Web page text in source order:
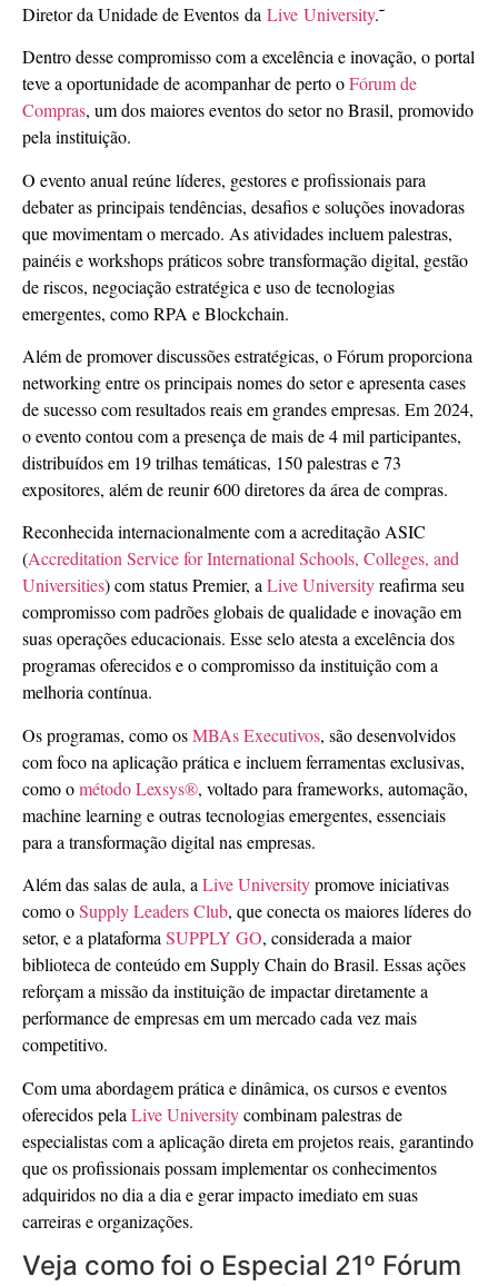
Diretor da Unidade de Eventos da Live University.˜
Dentro desse compromisso com a excelência e inovação, o portal
teve a oportunidade de acompanhar de perto oFórum de
Compras, um dos maiores eventos do setor no Brasil, promovido
pela instituição.
O evento anual reúne líderes, gestores e profissionais para
debater as principais tendências, desafios e soluções inovadoras
que movimentam o mercado. As atividades incluem palestras,
painéis e workshops práticos sobre transformação digital, gestão
de riscos, negociação estratégica e uso de tecnologias
emergentes, como RPA e Blockchain.
Além de promover discussões estratégicas, o Fórum proporciona
networking entre os principais nomes do setor e apresenta cases
de sucesso com resultados reais em grandes empresas. Em 2024,
o evento contou com a presença de mais de 4 mil participantes,
distribuídos em 19 trilhas temáticas, 150 palestras e 73
expositores, além de reunir 600 diretores da área de compras.
Reconhecida internacionalmente com a acreditação ASIC
(Accreditation Service for International Schools, Colleges, and
Universities) com status Premier, aLive Universityreafirma seu
compromisso com padrões globais de qualidade e inovação em
suas operações educacionais. Esse selo atesta a excelência dos
programas oferecidos e o compromisso da instituição com a
melhoria contínua.
Os programas, como osMBAs Executivos, são desenvolvidos
com foco na aplicação prática e incluem ferramentas exclusivas,
como ométodo Lexsys®, voltado para frameworks, automação,
machine learning e outras tecnologias emergentes, essenciais
para a transformação digital nas empresas.
Além das salas de aula, aLive Universitypromove iniciativas
como oSupply Leaders Club, que conecta os maiores líderes do
setor, e a plataformaSUPPLY GO, considerada a maior
biblioteca de conteúdo em Supply Chain do Brasil. Essas ações
reforçam a missão da instituição de impactar diretamente a
performance de empresas em um mercado cada vez mais
competitivo.
Com uma abordagem prática e dinâmica, os cursos e eventos
oferecidos pela Live Universitycombinam palestras de
especialistas com a aplicação direta em projetos reais, garantindo
que os profissionais possam implementar os conhecimentos
adquiridos no dia a dia e gerar impacto imediato em suas
carreiras e organizações.
Veja como foi o Especial 21º Fórum